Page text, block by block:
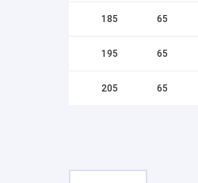
185 65
195 65
205 65